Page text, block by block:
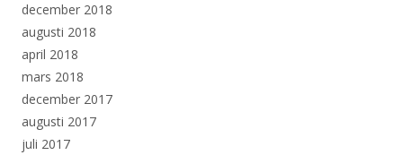
december 2018
augusti 2018
april 2018
mars 2018
december 2017
augusti 2017
juli 2017